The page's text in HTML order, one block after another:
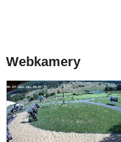
Webkamery